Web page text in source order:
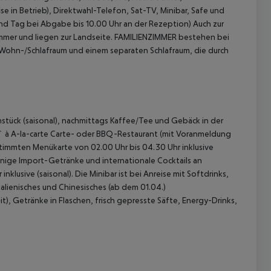
in Betrieb), Direktwahl-Telefon, Sat-TV, Minibar, Safe und
Tag bei Abgabe bis 10.00 Uhr an der Rezeption) Auch zur
und liegen zur Landseite. FAMILIENZIMMER bestehen bei
Schlafraum und einem separaten Schlafraum, die durch
(saisonal), nachmittags Kaffee/Tee und Gebäck in der
à A-la-carte Carte- oder BBQ-Restaurant (mit Voranmeldung
Menükarte von 02.00 Uhr bis 04.30 Uhr inklusive
Import-Getränke und internationale Cocktails an
(saisonal). Die Minibar ist bei Anreise mit Softdrinks,
und Chinesisches (ab dem 01.04.)
Getränke in Flaschen, frisch gepresste Säfte, Energy-Drinks,